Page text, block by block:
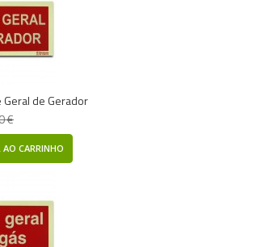
Geral de Gerador
€
AO CARRINHO